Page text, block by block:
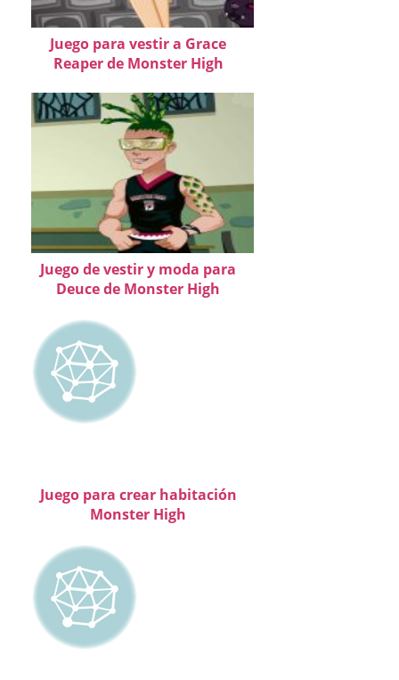
Juego para vestir a Grace
Reaper de Monster High
Juego de vestir y moda para
Deuce de Monster High
Juego para crear habitación
Monster High